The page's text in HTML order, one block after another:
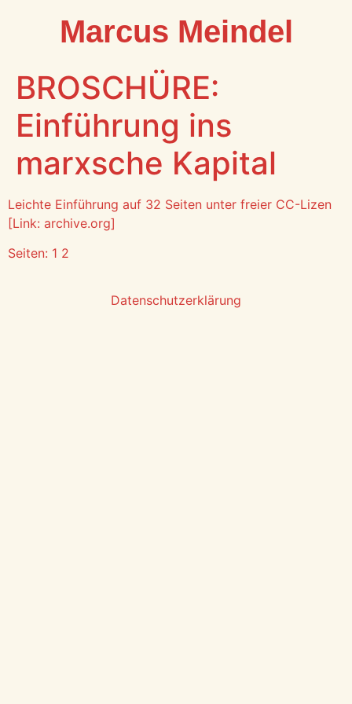
Marcus Meindel
BROSCHÜRE:
Einführung ins
marxsche Kapital
Leichte Einführung auf 32 Seiten unter freier CC-Lizen
[Link: archive.org]
Seiten: 1 2
Datenschutzerklärung